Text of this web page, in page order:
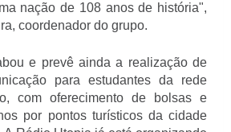
nação de 108 anos de história",
coordenador do grupo.
e prevê ainda a realização de
para estudantes da rede
com oferecimento de bolsas e
por pontos turísticos da cidade